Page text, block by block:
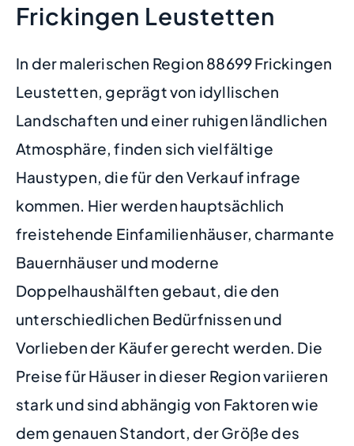
Frickingen Leustetten
In der malerischen Region 88699 Frickingen
Leustetten, geprägt von idyllischen
Landschaften und einer ruhigen ländlichen
Atmosphäre, finden sich vielfältige
Haustypen, die für den Verkauf infrage
kommen. Hier werden hauptsächlich
freistehende Einfamilienhäuser, charmante
Bauernhäuser und moderne
Doppelhaushälften gebaut, die den
unterschiedlichen Bedürfnissen und
Vorlieben der Käufer gerecht werden. Die
Preise für Häuser in dieser Region variieren
stark und sind abhängig von Faktoren wie
dem genauen Standort, der Größe des